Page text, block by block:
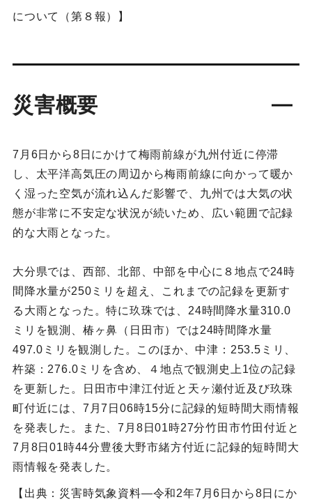
について（第８報）】
災害概要
7月6日から8日にかけて梅雨前線が九州付近に停滞
し、太平洋高気圧の周辺から梅雨前線に向かって暖か
く湿った空気が流れ込んだ影響で、九州では大気の状
態が非常に不安定な状況が続いため、広い範囲で記録
的な大雨となった。
大分県では、西部、北部、中部を中心に８地点で24時
間降水量が250ミリを超え、これまでの記録を更新す
る大雨となった。特に玖珠では、24時間降水量310.0
ミリを観測、椿ヶ鼻（日田市）では24時間降水量
497.0ミリを観測した。このほか、中津：253.5ミリ、
杵築：276.0ミリを含め、４地点で観測史上1位の記録
を更新した。日田市中津江付近と天ヶ瀬付近及び玖珠
町付近には、7月7日06時15分に記録的短時間大雨情報
を発表した。また、7月8日01時27分竹田市竹田付近と
7月8日01時44分豊後大野市緒方付近に記録的短時間大
雨情報を発表した。
【出典：災害時気象資料―令和2年7月6日から8日にか